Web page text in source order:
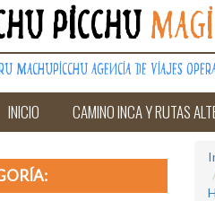
Picchu
Machupicchu Agencia de Viajes
INICIO CAMINO INCA Y RUTAS